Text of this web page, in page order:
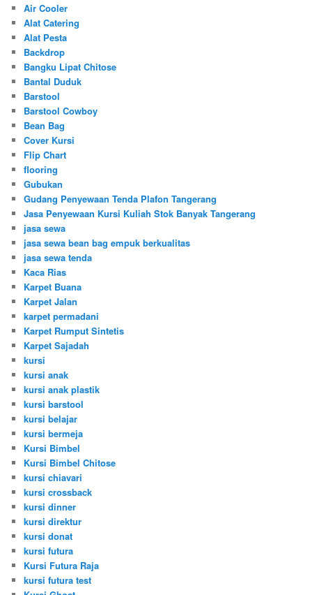
Air Cooler
Alat Catering
Alat Pesta
Backdrop
Bangku Lipat Chitose
Bantal Duduk
Barstool
Barstool Cowboy
Bean Bag
Cover Kursi
Flip Chart
flooring
Gubukan
Gudang Penyewaan Tenda Plafon Tangerang
Jasa Penyewaan Kursi Kuliah Stok Banyak Tangerang
jasa sewa
jasa sewa bean bag empuk berkualitas
jasa sewa tenda
Kaca Rias
Karpet Buana
Karpet Jalan
karpet permadani
Karpet Rumput Sintetis
Karpet Sajadah
kursi
kursi anak
kursi anak plastik
kursi barstool
kursi belajar
kursi bermeja
Kursi Bimbel
Kursi Bimbel Chitose
kursi chiavari
kursi crossback
kursi dinner
kursi direktur
kursi donat
kursi futura
Kursi Futura Raja
kursi futura test